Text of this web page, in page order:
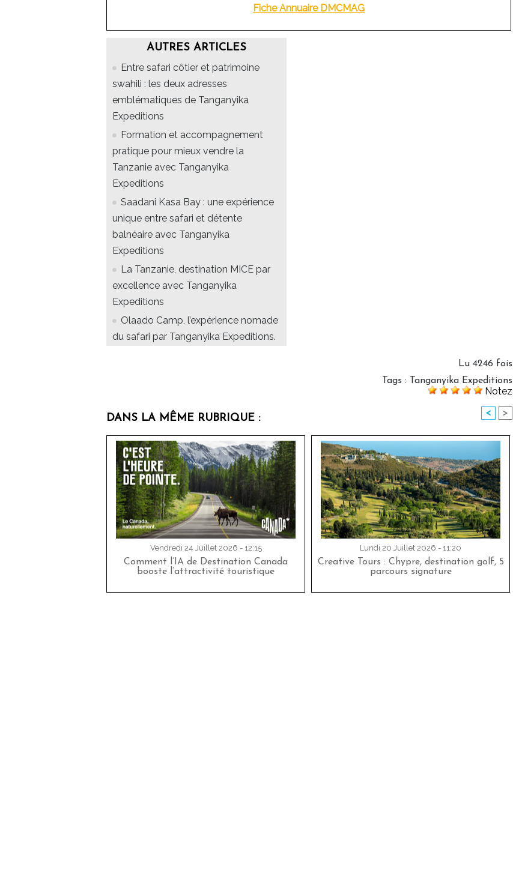
Fiche Annuaire DMCMAG
AUTRES ARTICLES
Entre safari côtier et patrimoine
swahili : les deux adresses
emblématiques de Tanganyika
Expeditions
Formation et accompagnement
pratique pour mieux vendre la
Tanzanie avec Tanganyika
Expeditions
Saadani Kasa Bay : une expérience
unique entre safari et détente
balnéaire avec Tanganyika
Expeditions
La Tanzanie, destination MICE par
excellence avec Tanganyika
Expeditions
Olaado Camp, l’expérience nomade
du safari par Tanganyika Expeditions.
Lu 4246 fois
Tags : Tanganyika Expeditions
Notez
DANS LA MÊME RUBRIQUE : < >
Vendredi 24 Juillet 2026 - 12:15
Comment l’IA de Destination Canada
booste l’attractivité touristique
Lundi 20 Juillet 2026 - 11:20
Creative Tours : Chypre, destination golf, 5
parcours signature